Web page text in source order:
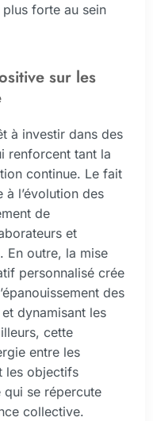
forte au sein
sur les
à investir dans des
renforcent tant la
continue. Le fait
à l’évolution des
de
et
En outre, la mise
personnalisé crée
des
dynamisant les
cette
entre les
les objectifs
se répercute
collective.